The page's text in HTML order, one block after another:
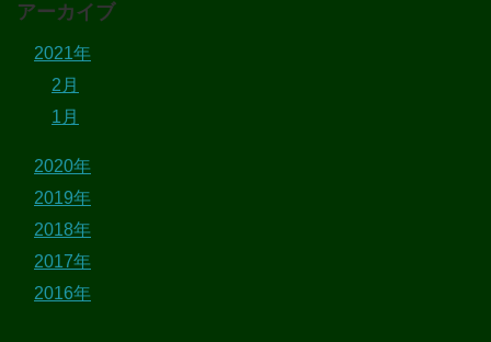
アーカイブ
2021年
2月
1月
2020年
2019年
2018年
2017年
2016年